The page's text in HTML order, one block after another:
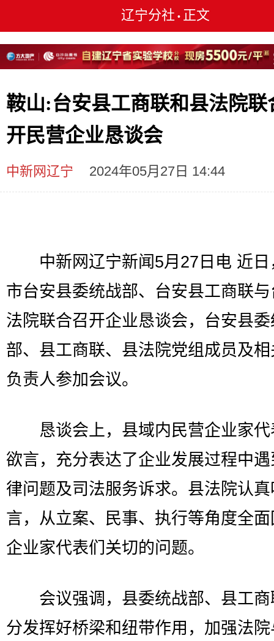
辽宁分社 • 正文
鞍山:台安县工商联和县法院联
开民营企业恳谈会
中新网辽宁 2024年05月27日 14:44
中新网辽宁新闻5月27日电 近日
市台安县委统战部、台安县工商联
法院联合召开企业恳谈会，台安县
部、县工商联、县法院党组成员及
负责人参加会议。
恳谈会上，县域内民营企业家代
欲言，充分表达了企业发展过程中
律问题及司法服务诉求。县法院认
言，从立案、民事、执行等角度全
企业家代表们关切的问题。
会议强调，县委统战部、县工商
分发挥好桥梁和纽带作用，加强法